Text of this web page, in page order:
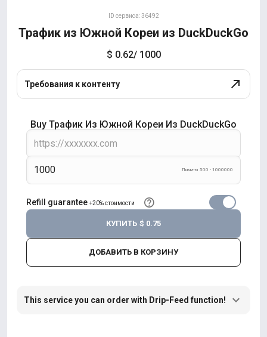
ID сервиса: 36492
Трафик из Южной Кореи из DuckDuckGo
$ 0.62/ 1000
Требования к контенту
Buy Трафик Из Южной Кореи Из DuckDuckGo
Лимиты 500 - 1000000
Refill guarantee +20% стоимости
ДОБАВИТЬ В КОРЗИНУ
КУПИТЬ $ 0.75
This service you can order with Drip-Feed function!